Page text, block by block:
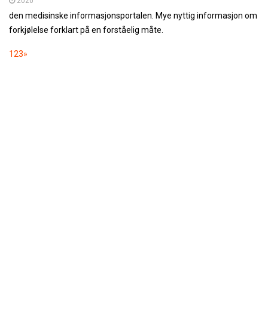
den medisinske informasjonsportalen. Mye nyttig informasjon om
forkjølelse forklart på en forståelig måte.
123»